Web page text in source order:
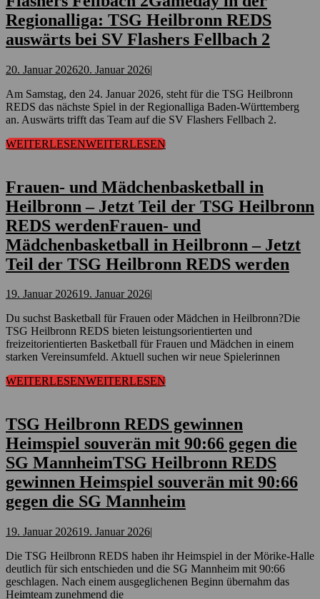
Regionalliga: TSG Heilbronn REDS
auswärts bei SV Flashers Fellbach 2
20. Januar 202620. Januar 2026|
Am Samstag, den 24. Januar 2026, steht für die TSG Heilbronn
REDS das nächste Spiel in der Regionalliga Baden-Württemberg
an. Auswärts trifft das Team auf die SV Flashers Fellbach 2.
WEITERLESENWEITERLESEN
Frauen- und Mädchenbasketball in
Heilbronn – Jetzt Teil der TSG Heilbronn
REDS werdenFrauen- und
Mädchenbasketball in Heilbronn – Jetzt
Teil der TSG Heilbronn REDS werden
19. Januar 202619. Januar 2026|
Du suchst Basketball für Frauen oder Mädchen in Heilbronn?Die
TSG Heilbronn REDS bieten leistungsorientierten und
freizeitorientierten Basketball für Frauen und Mädchen in einem
starken Vereinsumfeld. Aktuell suchen wir neue Spielerinnen
WEITERLESENWEITERLESEN
TSG Heilbronn REDS gewinnen
Heimspiel souverän mit 90:66 gegen die
SG MannheimTSG Heilbronn REDS
gewinnen Heimspiel souverän mit 90:66
gegen die SG Mannheim
19. Januar 202619. Januar 2026|
Die TSG Heilbronn REDS haben ihr Heimspiel in der Mörike-Halle
deutlich für sich entschieden und die SG Mannheim mit 90:66
geschlagen. Nach einem ausgeglichenen Beginn übernahm das
Heimteam zunehmend die